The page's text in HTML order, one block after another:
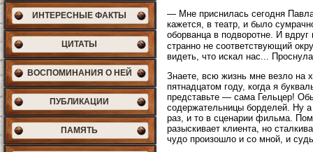
ИНТЕРЕСНЫЕ ФАКТЫ
ЦИТАТЫ
ВОСПОМИНАНИЯ О НЕЙ
ПУБЛИКАЦИИ
ПАМЯТЬ
— Мне приснилась сегодня
кажется, в театр, и было
оборванца в подворотне. И
странно не соответствующий
видеть, что искал нас...
Знаете, всю жизнь мне везло на
пятнадцатом году, когда я
представьте — сама Гельцер!
содержательницы борделей. Ну
раз, и то в сценарии фильма.
разыскивает клиента, но
чудо произошло и со мной, и